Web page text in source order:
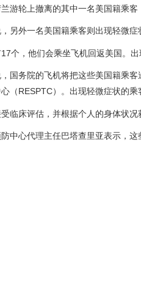
游轮上撤离的其中一名美国籍乘客
另外一名美国籍乘客则出现轻微症
个，他们会乘坐飞机回返美国。
国务院的飞机将把这些美国籍乘
（RESPTC）。出现轻微症状的
临床评估，并根据个人的身体状况
中心代理主任巴塔查里亚表示，